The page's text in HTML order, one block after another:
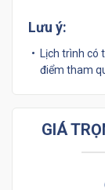
Lưu ý:
Lịch trình có
điểm tham
GIÁ